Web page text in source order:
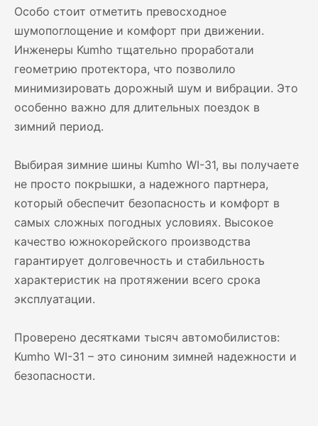
Особо стоит отметить превосходное
шумопоглощение и комфорт при движении.
Инженеры Kumho тщательно проработали
геометрию протектора, что позволило
минимизировать дорожный шум и вибрации. Это
особенно важно для длительных поездок в
зимний период.
Выбирая зимние шины Kumho WI-31, вы получаете
не просто покрышки, а надежного партнера,
который обеспечит безопасность и комфорт в
самых сложных погодных условиях. Высокое
качество южнокорейского производства
гарантирует долговечность и стабильность
характеристик на протяжении всего срока
эксплуатации.
Проверено десятками тысяч автомобилистов:
Kumho WI-31 – это синоним зимней надежности и
безопасности.